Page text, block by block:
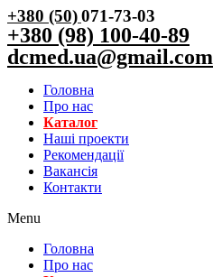
+380 (50)071-73-03
+380 (98) 100-40-89
dcmed.ua@gmail.com
Головна
Про нас
Каталог
Нашi проекти
Рекомендації
Вакансiя
Контакти
Menu
Головна
Про нас